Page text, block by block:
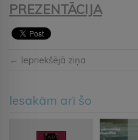
PREZENTĀCIJA
← Iepriekšējā ziņa
Iesakām arī šo